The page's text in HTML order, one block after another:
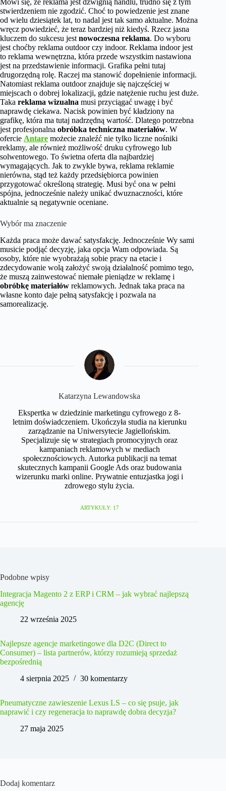
Mówi się, że reklama jest dźwignią handlu, trudno się z tym
stwierdzeniem nie zgodzić. Choć to powiedzenie jest znane
od wielu dziesiątek lat, to nadal jest tak samo aktualne. Można
wręcz powiedzieć, że teraz bardziej niż kiedyś. Rzecz jasna
kluczem do sukcesu jest nowoczesna reklama. Do wyboru
jest choćby reklama outdoor czy indoor. Reklama indoor jest
to reklama wewnętrzna, która przede wszystkim nastawiona
jest na przedstawienie informacji. Grafika pełni tutaj
drugorzędną rolę. Raczej ma stanowić dopełnienie informacji.
Natomiast reklama outdoor znajduje się najczęściej w
miejscach o dobrej lokalizacji, gdzie natężenie ruchu jest duże.
Taka reklama wizualna musi przyciągać uwagę i być
naprawdę ciekawa. Nacisk powinien być kładziony na
grafikę, która ma tutaj nadrzędną wartość. Dlatego potrzebna
jest profesjonalna obróbka techniczna materiałów. W
ofercie Antare możecie znaleźć nie tylko liczne nośniki
reklamy, ale również możliwość druku cyfrowego lub
solwentowego. To świetna oferta dla najbardziej
wymagających. Jak to zwykle bywa, reklama reklamie
nierówna, stąd też każdy przedsiębiorca powinien
przygotować określoną strategię. Musi być ona w pełni
spójna, jednocześnie należy unikać dwuznaczności, które
aktualnie są negatywnie oceniane.
Wybór ma znaczenie
Każda praca może dawać satysfakcję. Jednocześnie Wy sami
musicie podjąć decyzję, jaka opcja Wam odpowiada. Są
osoby, które nie wyobrażają sobie pracy na etacie i
zdecydowanie wolą założyć swoją działalność pomimo tego,
że muszą zainwestować niemałe pieniądze w reklamę i
obróbkę materiałów reklamowych. Jednak taka praca na
własne konto daje pełną satysfakcję i pozwala na
samorealizację.
Katarzyna Lewandowska
Ekspertka w dziedzinie marketingu cyfrowego z 8-
letnim doświadczeniem. Ukończyła studia na kierunku
zarządzanie na Uniwersytecie Jagiellońskim.
Specjalizuje się w strategiach promocyjnych oraz
kampaniach reklamowych w mediach
społecznościowych. Autorka publikacji na temat
skutecznych kampanii Google Ads oraz budowania
wizerunku marki online. Prywatnie entuzjastka jogi i
zdrowego stylu życia.​
ARTYKUŁY: 17
Podobne wpisy
Integracja Magento 2 z ERP i CRM – jak wybrać najlepszą
agencję
22 września 2025
Najlepsze agencje marketingowe dla D2C (Direct to
Consumer) – lista partnerów, którzy rozumieją sprzedaż
bezpośrednią
4 sierpnia 2025
30 komentarzy
Pneumatyczne zawieszenie Lexus LS – co się psuje, jak
naprawić i czy regeneracja to naprawdę dobra decyzja?
27 maja 2025
Dodaj komentarz